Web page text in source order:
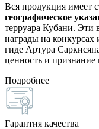
Вся продукция имеет
географическое
терруара Кубани. Эти
награды на
гиде Артура
ценность и признание
Подробнее
Гарантия качества